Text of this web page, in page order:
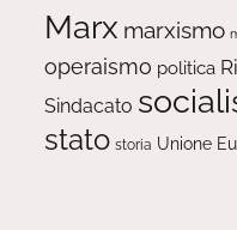
Marx marxismo
operaismo politica
Sindacato
stato storia Unione